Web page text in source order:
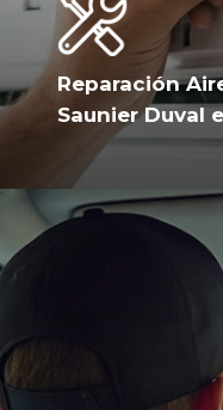
Reparación
Saunier Duval